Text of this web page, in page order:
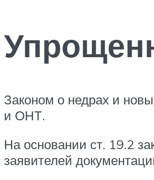
Законом о недрах и
и ОНТ.
На основании ст. 19.2
заявителей